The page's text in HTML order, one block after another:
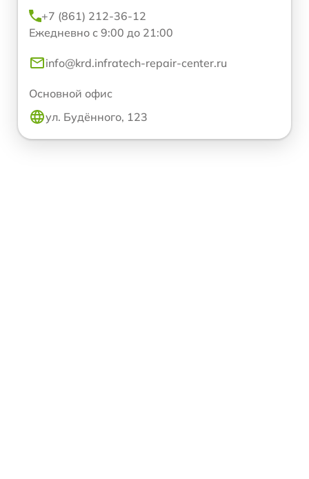
+7 (861) 212-36-12
Ежедневно с 9:00 до 21:00
info@krd.infratech-repair-center.ru
Основной офис
ул. Будённого, 123